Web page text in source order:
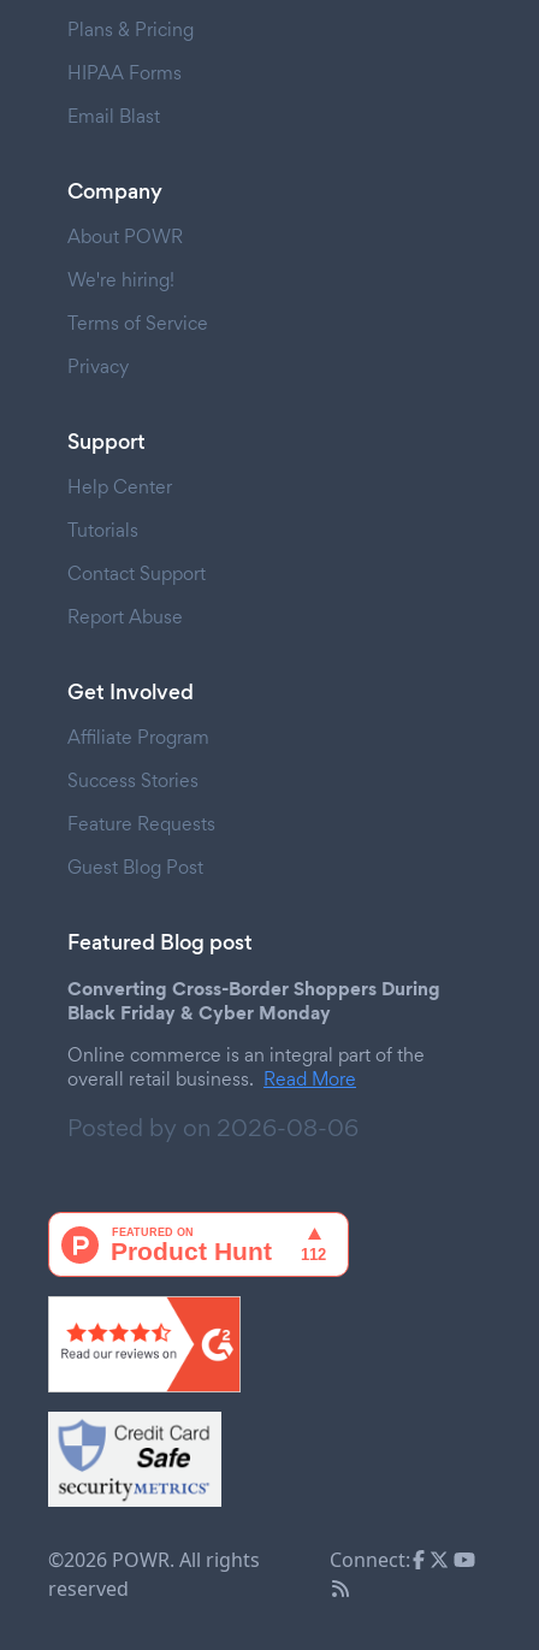
Plans & Pricing
HIPAA Forms
Email Blast
Company
About POWR
We're hiring!
Terms of Service
Privacy
Support
Help Center
Tutorials
Contact Support
Report Abuse
Get Involved
Affiliate Program
Success Stories
Feature Requests
Guest Blog Post
Featured Blog post
Converting Cross-Border Shoppers During
Black Friday & Cyber Monday
Online commerce is an integral part of the
overall retail business. Read More
Posted by on 2026-08-06
©2026 POWR. All rights
reserved
Connect: